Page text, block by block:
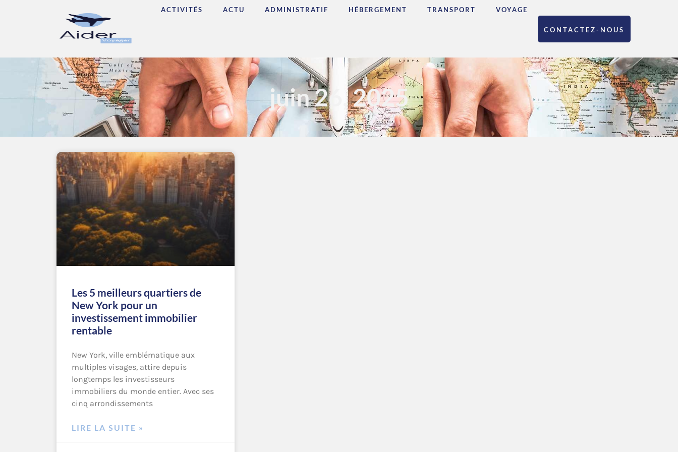
ACTIVITÉS ACTU ADMINISTRATIF HÉBERGEMENT TRANSPORT VOYAGE
CONTACTEZ-NOUS
juin 26, 2025
Les 5 meilleurs quartiers de
New York pour un
investissement immobilier
rentable
New York, ville emblématique aux
multiples visages, attire depuis
longtemps les investisseurs
immobiliers du monde entier. Avec ses
cinq arrondissements
LIRE LA SUITE »